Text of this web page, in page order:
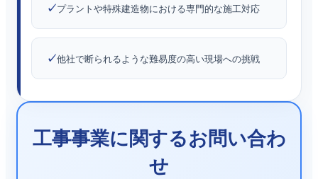
プラントや特殊建造物における専門的な施工対応
他社で断られるような難易度の高い現場への挑戦
工事事業に関するお問い合わ
せ